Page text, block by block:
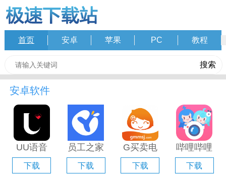
首页 安卓 苹果 PC 教程
安卓软件
UU语音
电脑版
「含模拟
下载
员工之家
电脑版
「含模拟
下载
G买卖电
脑版「含
模拟器」
下载
哔哩哔哩
直播姬电
脑版「含
下载